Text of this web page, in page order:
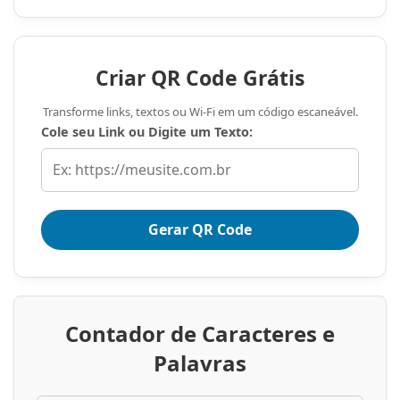
de Conhecimento”
Um site moderno não deve ser apenas um
catálogo. Ele precisa ser uma fonte de
conhecimento. O paciente que visita o site
pode estar preocupado, mas não sabe
exatamente o que perguntar. Seu site deve
Criar um blog ou uma seção de “Conteúdo
para o Paciente” é essencial. Artigos como
exigem ida ao médico?” ou “Como funciona
o tratamento de hérnia de disco?”
Criar QR Code Grátis
Transforme links, textos ou Wi-Fi em um código escaneável.
Cole seu Link ou Digite um Texto:
Gerar QR Code
Contador de Caracteres e
Palavras